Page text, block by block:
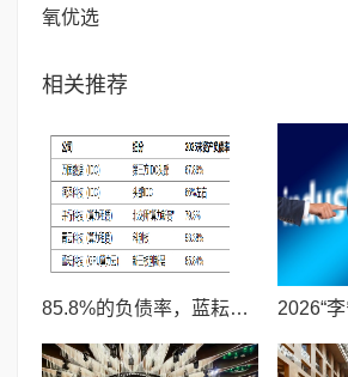
氧优选
相关推荐
85.8%的负债率，蓝耘科技"小巨人"复核明年恐摘帽